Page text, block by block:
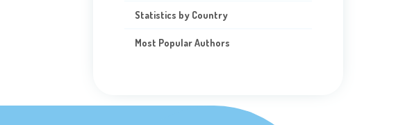
Statistics by Country
Most Popular Authors